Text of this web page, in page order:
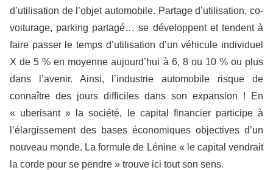
d’utilisation de l’objet automobile. Partage d’utilisation, co-
voiturage, parking partagé… se développent et tendent à
faire passer le temps d’utilisation d’un véhicule individuel
X de 5 % en moyenne aujourd’hui à 6, 8 ou 10 % ou plus
dans l’avenir. Ainsi, l’industrie automobile risque de
connaître des jours difficiles dans son expansion ! En
« uberisant » la société, le capital financier participe à
l’élargissement des bases économiques objectives d’un
nouveau monde. La formule de Lénine « le capital vendrait
la corde pour se pendre » trouve ici tout son sens.